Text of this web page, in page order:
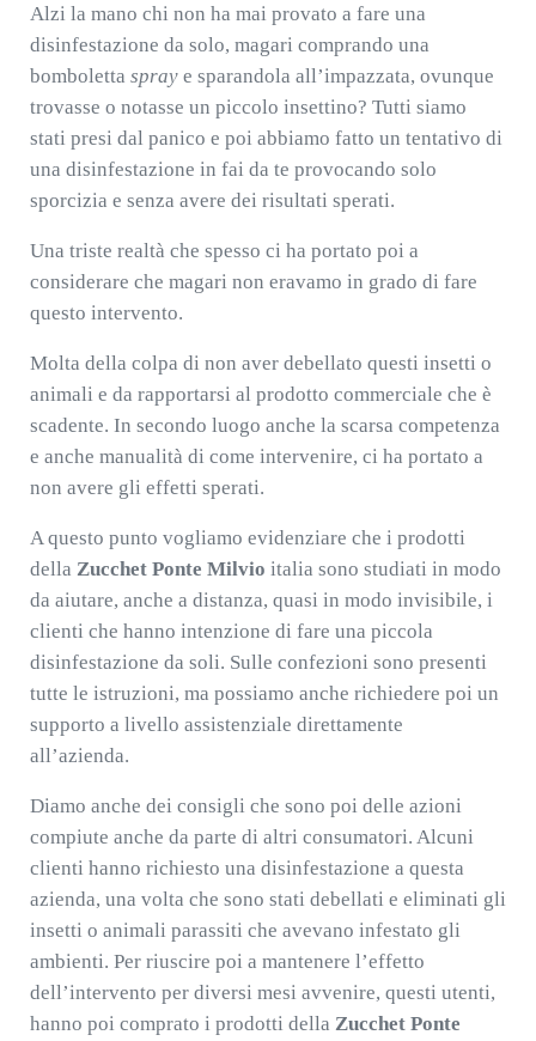
Alzi la mano chi non ha mai provato a fare una
disinfestazione da solo, magari comprando una
bomboletta spraye sparandola all’impazzata, ovunque
trovasse o notasse un piccolo insettino? Tutti siamo
stati presi dal panico e poi abbiamo fatto un tentativo di
una disinfestazione in fai da te provocando solo
sporcizia e senza avere dei risultati sperati.
Una triste realtà che spesso ci ha portato poi a
considerare che magari non eravamo in grado di fare
questo intervento.
Molta della colpa di non aver debellato questi insetti o
animali e da rapportarsi al prodotto commerciale che è
scadente. In secondo luogo anche la scarsa competenza
e anche manualità di come intervenire, ci ha portato a
non avere gli effetti sperati.
A questo punto vogliamo evidenziare che i prodotti
della Zucchet Ponte Milvio italia sono studiati in modo
da aiutare, anche a distanza, quasi in modo invisibile, i
clienti che hanno intenzione di fare una piccola
disinfestazione da soli. Sulle confezioni sono presenti
tutte le istruzioni, ma possiamo anche richiedere poi un
supporto a livello assistenziale direttamente
all’azienda.
Diamo anche dei consigli che sono poi delle azioni
compiute anche da parte di altri consumatori. Alcuni
clienti hanno richiesto una disinfestazione a questa
azienda, una volta che sono stati debellati e eliminati gli
insetti o animali parassiti che avevano infestato gli
ambienti. Per riuscire poi a mantenere l’effetto
dell’intervento per diversi mesi avvenire, questi utenti,
hanno poi comprato i prodotti della Zucchet Ponte